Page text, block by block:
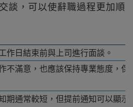
談，可以使辭職過程更加順
作日結束前與上司進行面談。
不滿意，也應該保持專業態度，
期通常較短，但提前通知可以顯